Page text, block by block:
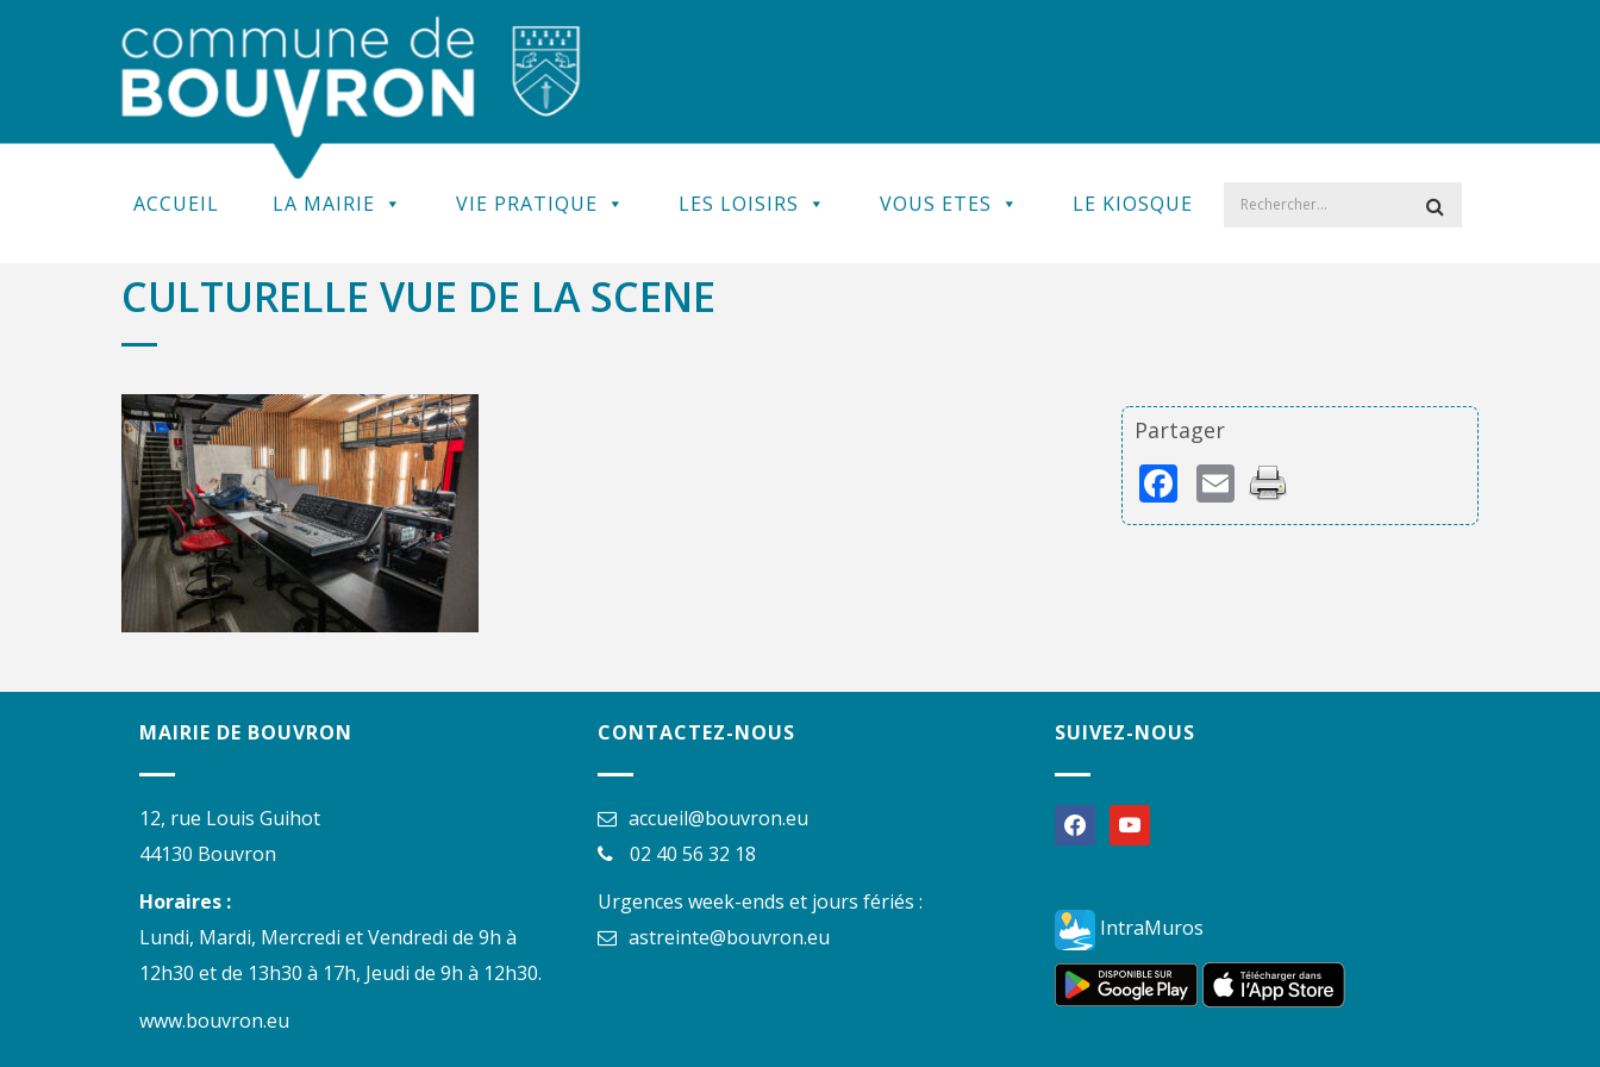
ACCUEIL LA MAIRIE VIE PRATIQUE LES LOISIRS VOUS ETES LE KIOSQUE
CULTURELLE VUE DE LA SCENE
Partager
Facebook
Email
MAIRIE DE BOUVRON
12, rue Louis Guihot
44130 Bouvron
Horaires :
Lundi, Mardi, Mercredi et Vendredi de 9h à
12h30 et de 13h30 à 17h, Jeudi de 9h à 12h30.
www.bouvron.eu
CONTACTEZ-NOUS
accueil@bouvron.eu
02 40 56 32 18
Urgences week-ends et jours fériés :
astreinte@bouvron.eu
SUIVEZ-NOUS
facebookyoutube
IntraMuros